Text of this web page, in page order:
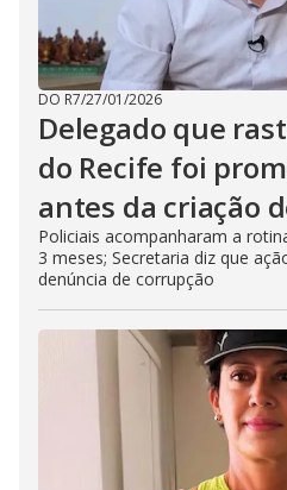
DO R7/27/01/2026
Delegado que
do Recife foi
antes da criação
Policiais acompanharam a
3 meses; Secretaria diz que
denúncia de corrupção